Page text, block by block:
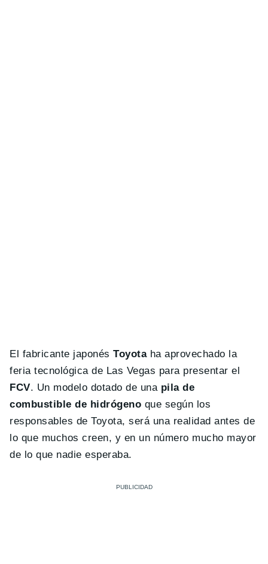
El fabricante japonésToyotaha aprovechado la
feria tecnológica de Las Vegas para presentar el
FCV. Un modelo dotado de una pila de
combustible de hidrógeno que según los
responsables de Toyota, será una realidad antes de
lo que muchos creen, y en un número mucho mayor
de lo que nadie esperaba.